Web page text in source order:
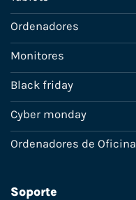
Ordenadores
Monitores
Black friday
Cyber monday
Ordenadores de Oficina
Soporte